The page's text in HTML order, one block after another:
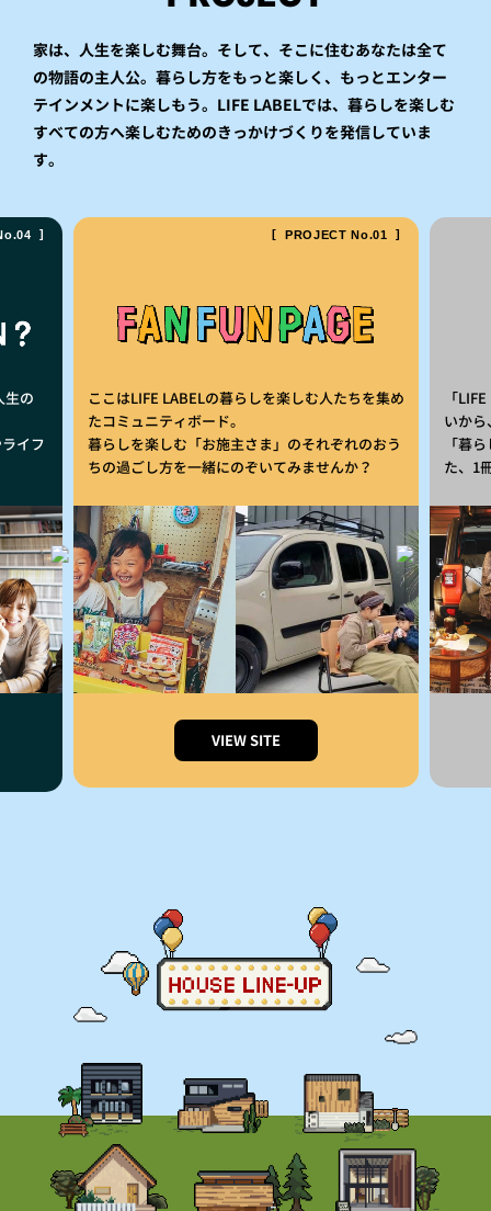
家は、人生を楽しむ舞台。そして、そこに住むあなたは全て
の物語の主人公。 暮らし方をもっと楽しく、もっとエンター
テインメントに楽しもう。 LIFE LABELでは、暮らしを楽しむ
すべての方へ楽しむためのきっかけづくりを発信していま
す。
生の
イフ
PROJECT No.01
ここはLIFE LABELの暮らしを楽しむ人たちを集め
たコミュニティボード。
暮らしを楽しむ「お施主さま」のそれぞれのおう
ちの過ごし方を一緒にのぞいてみませんか？
VIEW SITE
「
いから
「暮
た、1